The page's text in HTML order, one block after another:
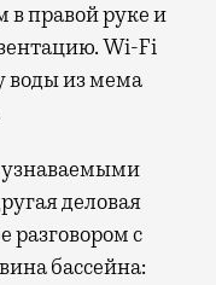
в правой руке и
Wi-Fi
воды из мема
узнаваемыми
деловая
разговором с
бассейна: